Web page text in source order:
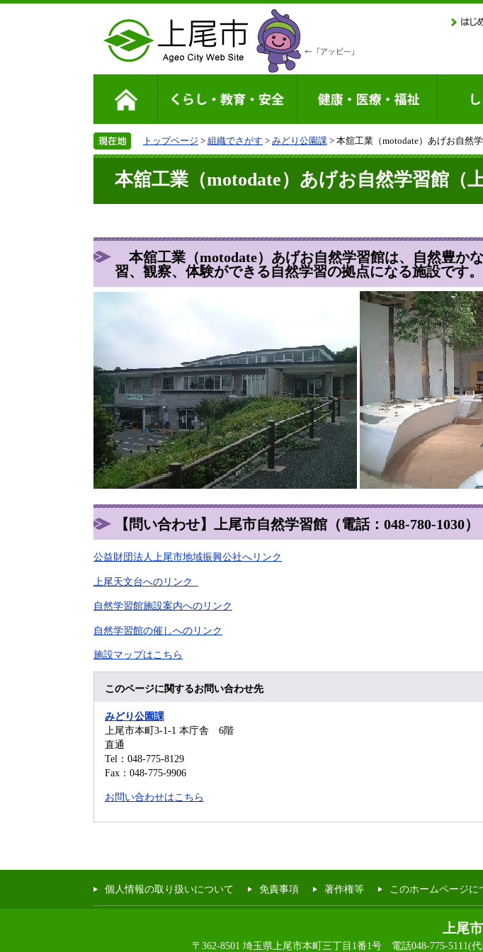
トップページ > 組織でさがす > みどり公園課 > 本舘工業（motodate）あげお自然
本舘工業（motodate）あげお自然学習館（
本舘工業（motodate）あげお自然学習館は、自然豊か
習、観察、体験ができる自然学習の拠点になる施設です。
【問い合わせ】上尾市自然学習館（電話：048-780-1030）
公益財団法人上尾市地域振興公社へリンク
上尾天文台へのリンク
自然学習館施設案内へのリンク
自然学習館の催しへのリンク
施設マップはこちら
このページに関するお問い合わせ先
みどり公園課
上尾市本町3-1-1 本庁舎 6階
直通
Tel：048-775-8129
Fax：048-775-9906
お問い合わせはこちら
個人情報の取り扱いについて 免責事項 著作権等 このホームページに
上尾
〒362-8501 埼玉県上尾市本町三丁目1番1号 電話048-775-5111(